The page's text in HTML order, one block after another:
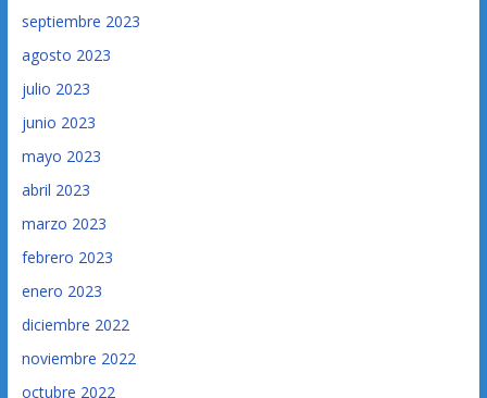
septiembre 2023
agosto 2023
julio 2023
junio 2023
mayo 2023
abril 2023
marzo 2023
febrero 2023
enero 2023
diciembre 2022
noviembre 2022
octubre 2022